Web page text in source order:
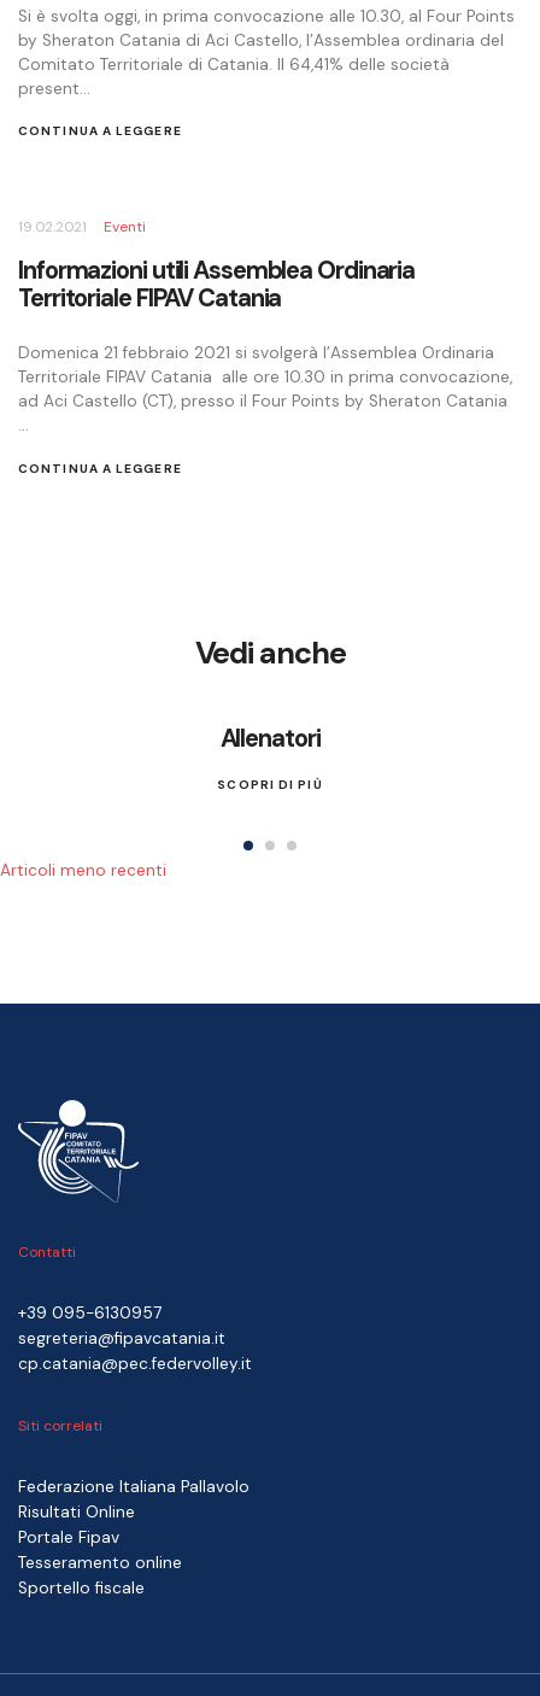
Si è svolta oggi, in prima convocazione alle 10.30, al Four Points
by Sheraton Catania di Aci Castello, l’Assemblea ordinaria del
Comitato Territoriale di Catania. Il 64,41% delle società
present...
CONTINUA A LEGGERE
19.02.2021 Eventi
Informazioni utili Assemblea Ordinaria
Territoriale FIPAV Catania
Domenica 21 febbraio 2021 si svolgerà l’Assemblea Ordinaria
Territoriale FIPAV Catania alle ore 10.30 in prima convocazione,
ad Aci Castello (CT), presso il Four Points by Sheraton Catania
...
CONTINUA A LEGGERE
Vedi anche
Allenatori
SCOPRI DI PIÙ
Navigazione
Articoli meno recenti
Contatti
+39 095-6130957
segreteria@fipavcatania.it
cp.catania@pec.federvolley.it
Siti correlati
Federazione Italiana Pallavolo
Risultati Online
Portale Fipav
Tesseramento online
Sportello fiscale